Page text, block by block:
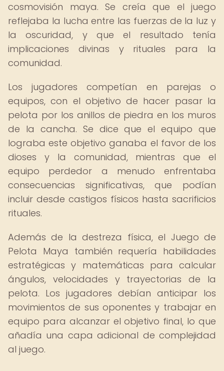
cosmovisión maya. Se creía que el juego
reflejaba la lucha entre las fuerzas de la luz y
la oscuridad, y que el resultado tenía
implicaciones divinas y rituales para la
comunidad.
Los jugadores competían en parejas o
equipos, con el objetivo de hacer pasar la
pelota por los anillos de piedra en los muros
de la cancha. Se dice que el equipo que
lograba este objetivo ganaba el favor de los
dioses y la comunidad, mientras que el
equipo perdedor a menudo enfrentaba
consecuencias significativas, que podían
incluir desde castigos físicos hasta sacrificios
rituales.
Además de la destreza física, el Juego de
Pelota Maya también requería habilidades
estratégicas y matemáticas para calcular
ángulos, velocidades y trayectorias de la
pelota. Los jugadores debían anticipar los
movimientos de sus oponentes y trabajar en
equipo para alcanzar el objetivo final, lo que
añadía una capa adicional de complejidad
al juego.